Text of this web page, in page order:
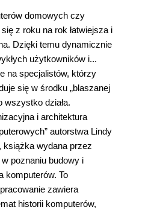
domowych czy
z roku na rok łatwiejsza i
Dzięki temu dynamicznie
użytkowników i...
na specjalistów, którzy
się w środku „blaszanej
wszystko działa.
i architektura
autorstwa Lindy
książka wydana przez
poznaniu budowy i
komputerów. To
zawiera
historii komputerów,